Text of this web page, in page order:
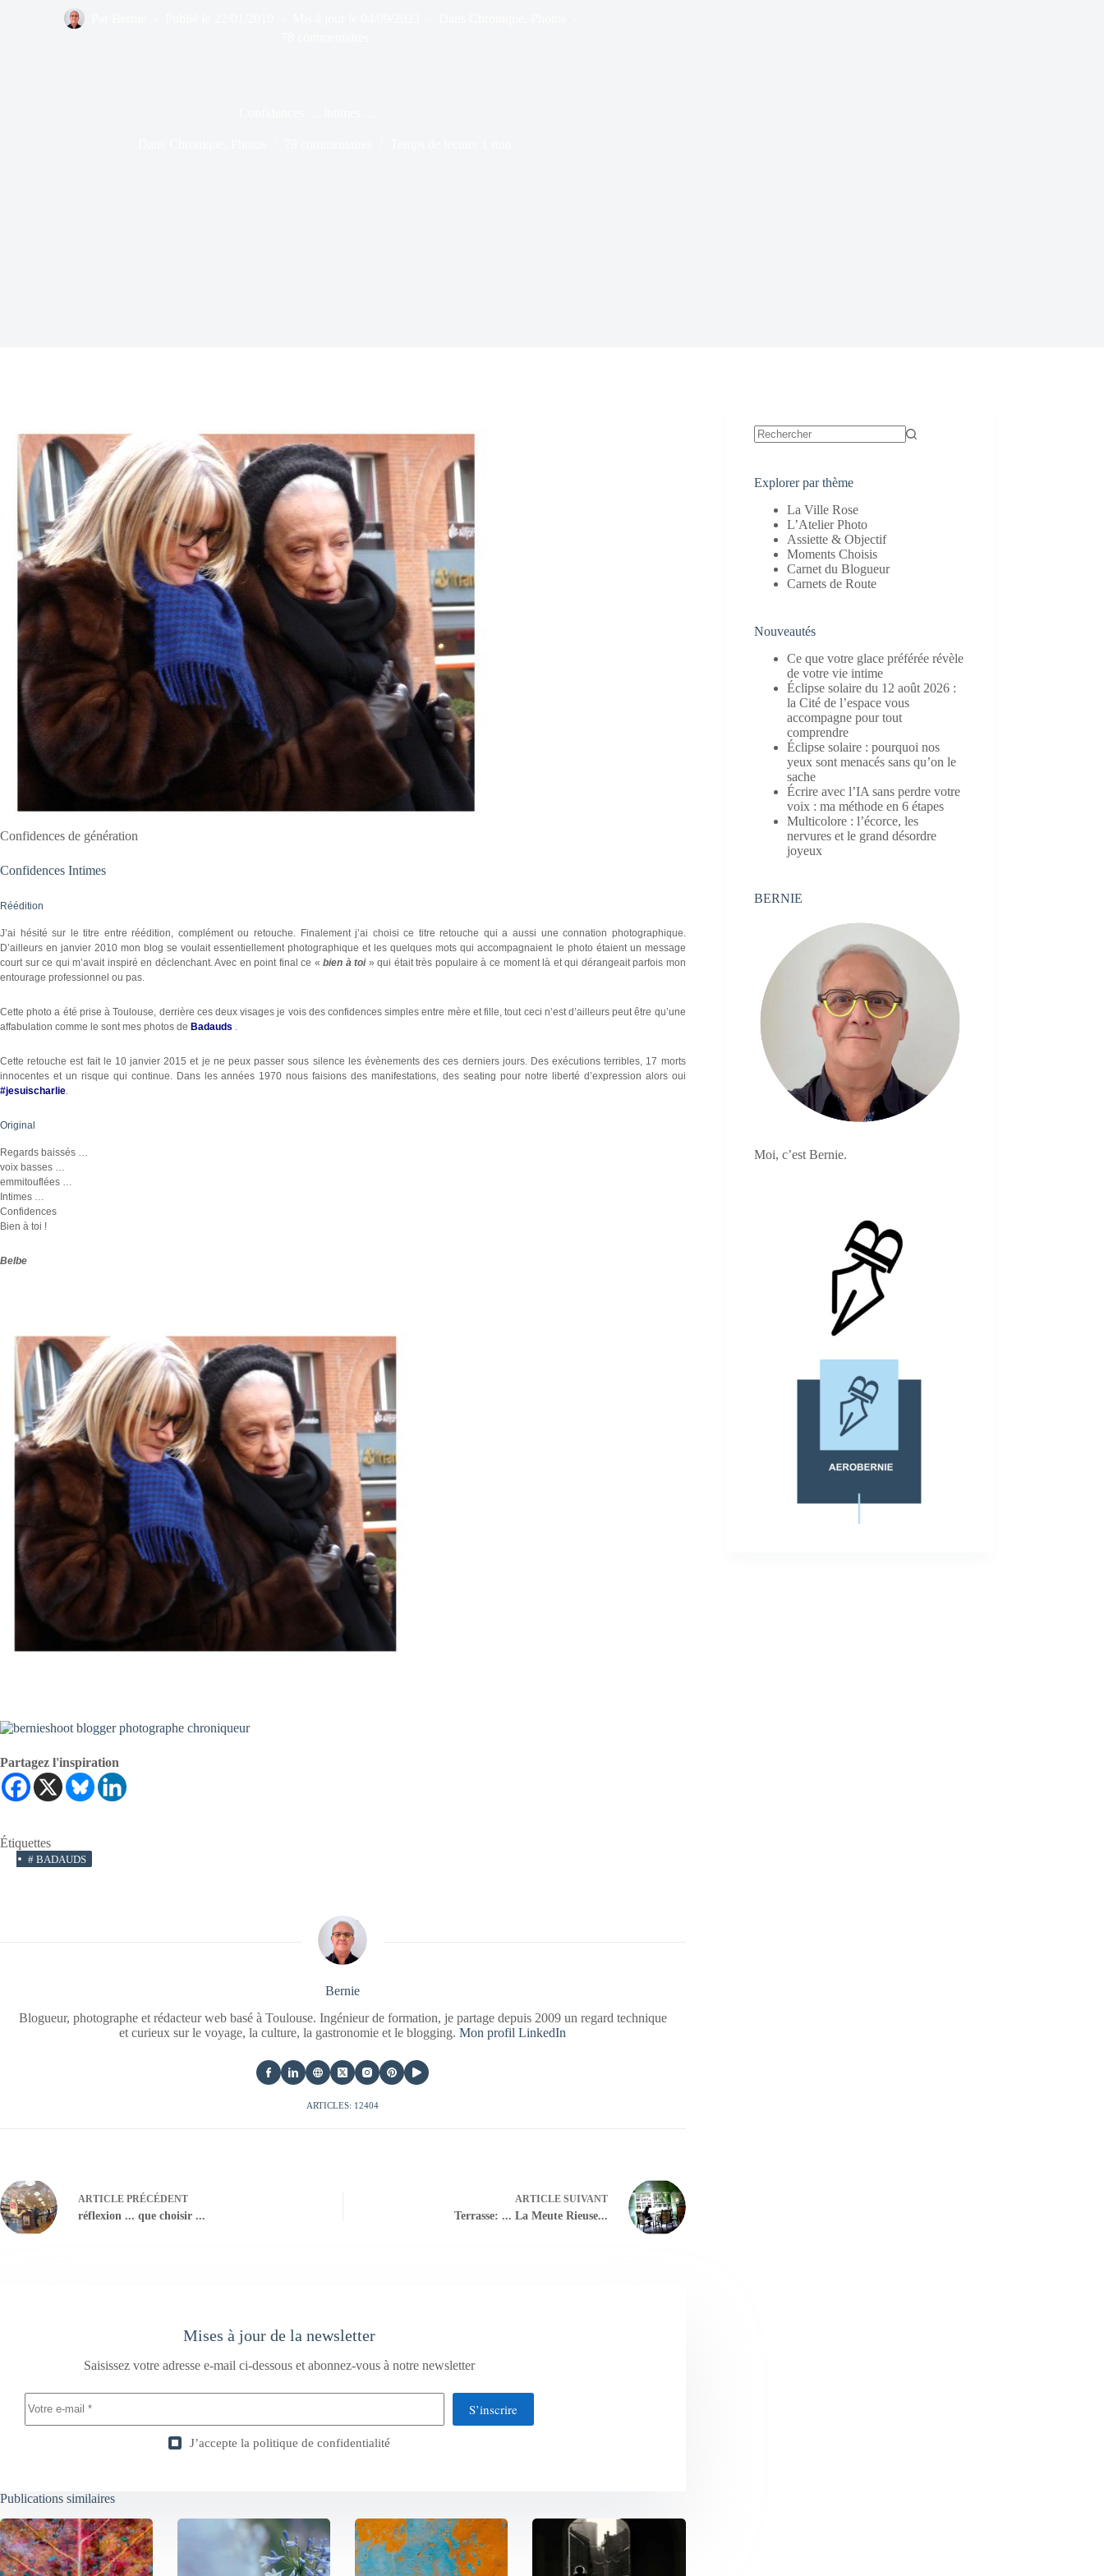
Confidences de génération
Confidences Intimes
Réédition
J’ai hésité sur le titre entre réédition, complément ou retouche. Finalement j’ai choisi ce titre retouche qui a aussi une connation photographique.
D’ailleurs en janvier 2010 mon blog se voulait essentiellement photographique et les quelques mots qui accompagnaient le photo étaient un message
court sur ce qui m’avait inspiré en déclenchant. Avec en point final ce «bien à toi» qui était très populaire à ce moment là et qui dérangeait parfois mon
entourage professionnel ou pas.
Cette photo a été prise à Toulouse, derrière ces deux visages je vois des confidences simples entre mère et fille, tout ceci n’est d’ailleurs peut être qu’une
affabulation comme le sont mes photos de Badauds
Cette retouche est fait le 10 janvier 2015 et je ne peux passer sous silence les évènements des ces derniers jours. Des exécutions terribles, 17 morts
innocentes et un risque qui continue. Dans les années 1970 nous faisions des manifestations, des seating pour notre liberté d’expression alors oui
#jesuischarlie
Original
Regards baissés …
voix basses …
emmitouflées …
Intimes …
Confidences
Bien à toi !
Belbe
Partagez l'inspiration
Étiquettes
# BADAUDS
Bernie
Blogueur, photographe et rédacteur web basé à Toulouse. Ingénieur de formation, je partage depuis 2009 un regard technique
et curieux sur le voyage, la culture, la gastronomie et le blogging.Mon profil LinkedIn
ARTICLES: 12404
ARTICLE PRÉCÉDENT
réflexion ... que choisir ...
ARTICLESUIVANT
Terrasse: ... La Meute Rieuse...
Mises à jour de la newsletter
Saisissez votre adresse e-mail ci-dessous et abonnez-vous à notre newsletter
S’inscrire
J’accepte la politique de confidentialité
Publications similaires
Explorer par thème
La Ville Rose
L’Atelier Photo
Assiette & Objectif
Moments Choisis
Carnet du Blogueur
Carnets de Route
Nouveautés
Ce que votre glace préférée révèle
de votre vie intime
Éclipse solaire du 12 août 2026 :
la Cité de l’espace vous
accompagne pour tout
comprendre
Éclipse solaire : pourquoi nos
yeux sont menacés sans qu’on le
sache
Écrire avec l’IA sans perdre votre
voix : ma méthode en 6 étapes
Multicolore : l’écorce, les
nervures et le grand désordre
joyeux
BERNIE
Moi, c’est Bernie.